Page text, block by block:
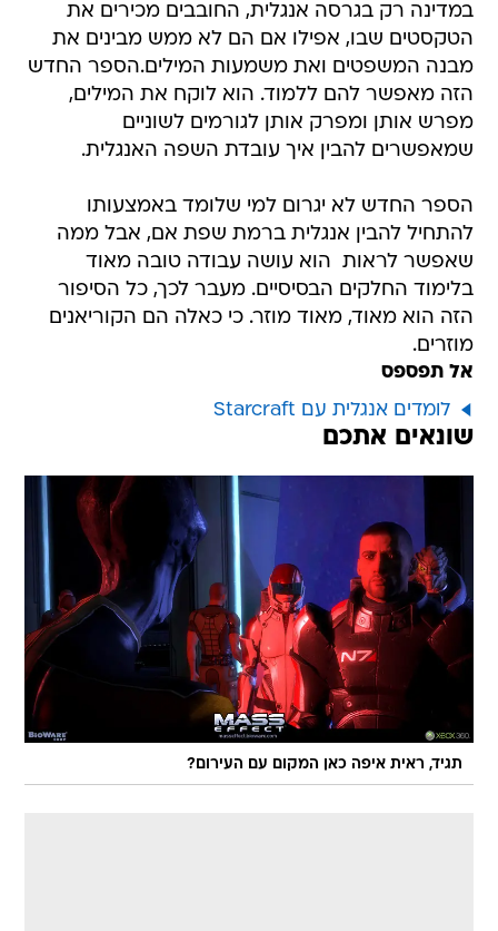
במדינה רק בגרסה אנגלית, החובבים מכירים את
הטקסטים שבו, אפילו אם הם לא ממש מבינים את
מבנה המשפטים ואת משמעות המילים.הספר החדש
הזה מאפשר להם ללמוד. הוא לוקח את המילים,
מפרש אותן ומפרק אותן לגורמים לשוניים
שמאפשרים להבין איך עובדת השפה האנגלית.
הספר החדש לא יגרום למי שלומד באמצעותו
להתחיל להבין אנגלית ברמת שפת אם, אבל ממה
שאפשר לראות  הוא עושה עבודה טובה מאוד
בלימוד החלקים הבסיסיים. מעבר לכך, כל הסיפור
הזה הוא מאוד, מאוד מוזר. כי כאלה הם הקוריאנים 
מוזרים.
אל תפספס
לומדים אנגלית עם Starcraft
שונאים אתכם
תגיד, ראית איפה כאן המקום עם העירום?